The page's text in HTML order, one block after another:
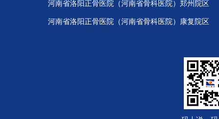
河南省洛阳正骨医院（河南省骨科医院）郑州院区
河南省洛阳正骨医院（河南省骨科医院）康复院区